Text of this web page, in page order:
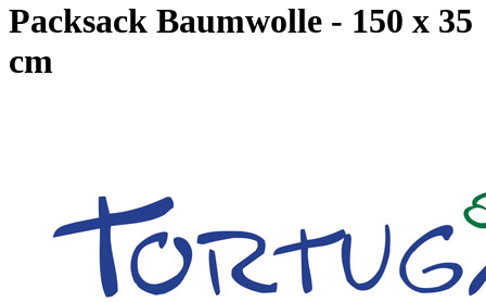
Packsack Baumwolle - 150 x 35
cm